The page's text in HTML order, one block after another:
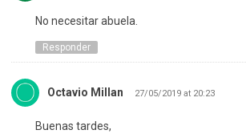
No necesitar abuela.
Responder
Octavio Millan 27/05/2019 at 20:23
Buenas tardes,